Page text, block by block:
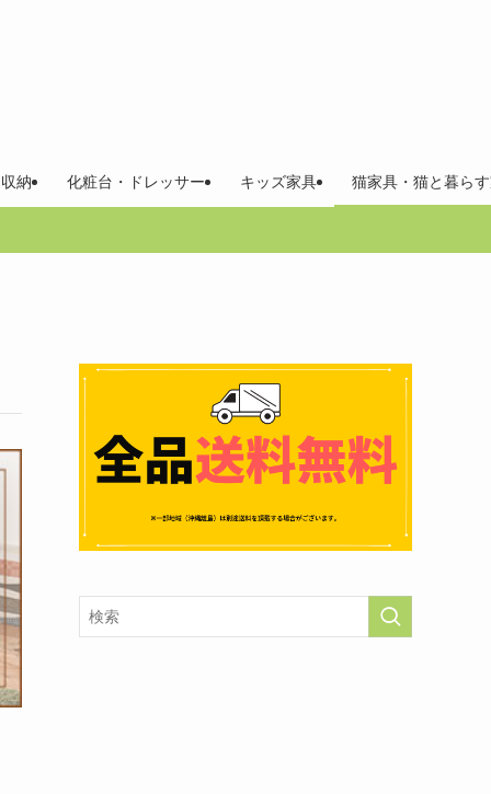
納 化粧台・ドレッサー キッズ家具 猫家具・猫と暮ら